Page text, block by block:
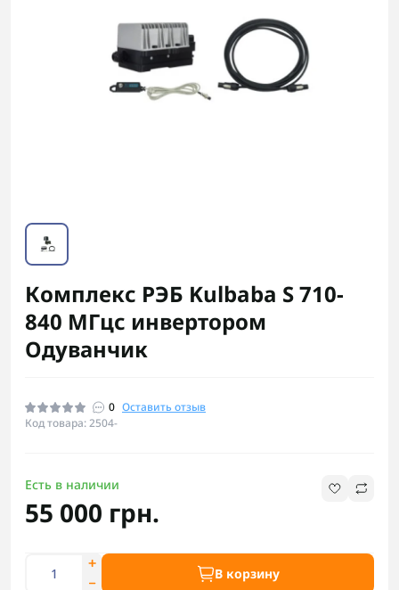
Комплекс РЭБ Kulbaba S 710-
840 МГцс инвертором
Одуванчик
0 Оставить отзыв
Код товара: 2504-
Есть в наличии
55 000 грн.
В корзину